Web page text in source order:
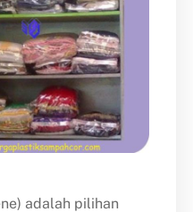
adalah pilihan